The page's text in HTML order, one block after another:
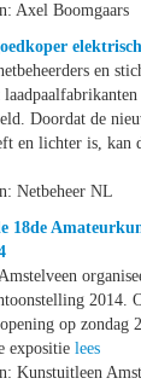
Axel Boomgaars
en
Doordat de
en lichter is, kan
Netbeheer NL
18de
2014.
op zondag
expositie lees
Kunstuitleen